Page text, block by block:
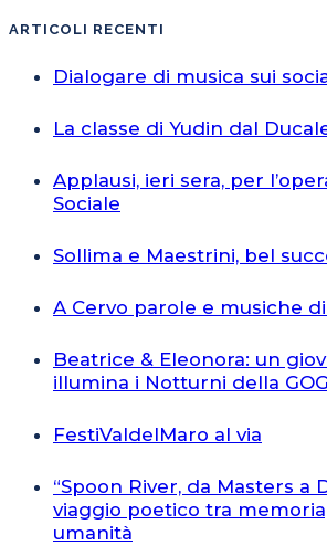
ARTICOLI RECENTI
Dialogare di musica sui
La classe di Yudin dal
Applausi, ieri sera, per
Sociale
Sollima e Maestrini, bel
A Cervo parole e musiche
Beatrice & Eleonora: un
illumina i Notturni della GOG
FestiValdelMaro al via
“Spoon River, da Masters a
viaggio poetico tra
umanità